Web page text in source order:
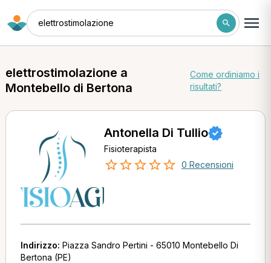
elettrostimolazione
elettrostimolazione a
Montebello di Bertona
Come ordiniamo i
risultati?
Antonella Di Tullio
Fisioterapista
0 Recensioni
Indirizzo: Piazza Sandro Pertini - 65010 Montebello Di
Bertona (PE)